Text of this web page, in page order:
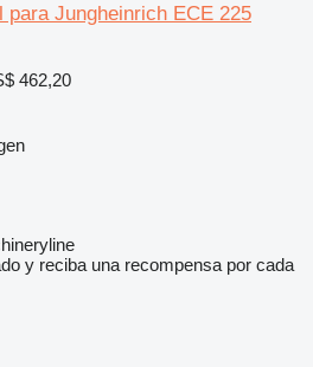
para Jungheinrich ECE 225
462,20
y reciba una recompensa por cada